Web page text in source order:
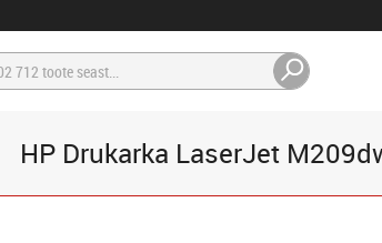
HP Drukarka LaserJet